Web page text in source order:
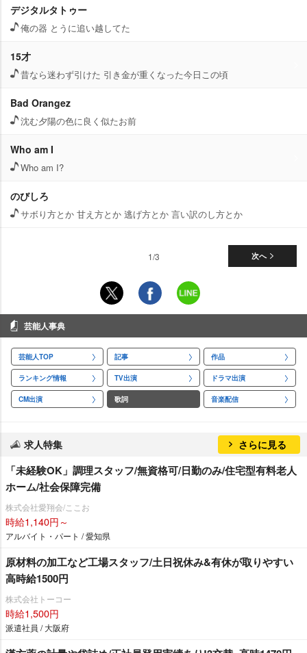
デジタルタトゥー
俺の器 とうに追い越してた
15才
昔なら迷わず引けた 引き金が重くなった今日この頃
Bad Orangez
沈む夕陽の色に良く似たお前
Who am I
Who am I?
のびしろ
サボり方とか 甘え方とか 逃げ方とか 言い訳のし方とか
次へ
1/3
芸能人事典
芸能人TOP 記事 作品
ランキング情報 TV出演 ドラマ出演
CM出演 歌詞 音楽配信
求人特集 さらに見る
「未経験OK」調理スタッフ/無資格可/日勤のみ/住宅型有料老人
ホーム/社会保障完備
株式会社愛翔会/ここお
時給1,140円～
アルバイト・パート / 愛知県
原材料の加工など工場スタッフ/土日祝休み&有休が取りやすい
高時給1500円
株式会社トーコー
時給1,500円
派遣社員 / 大阪府